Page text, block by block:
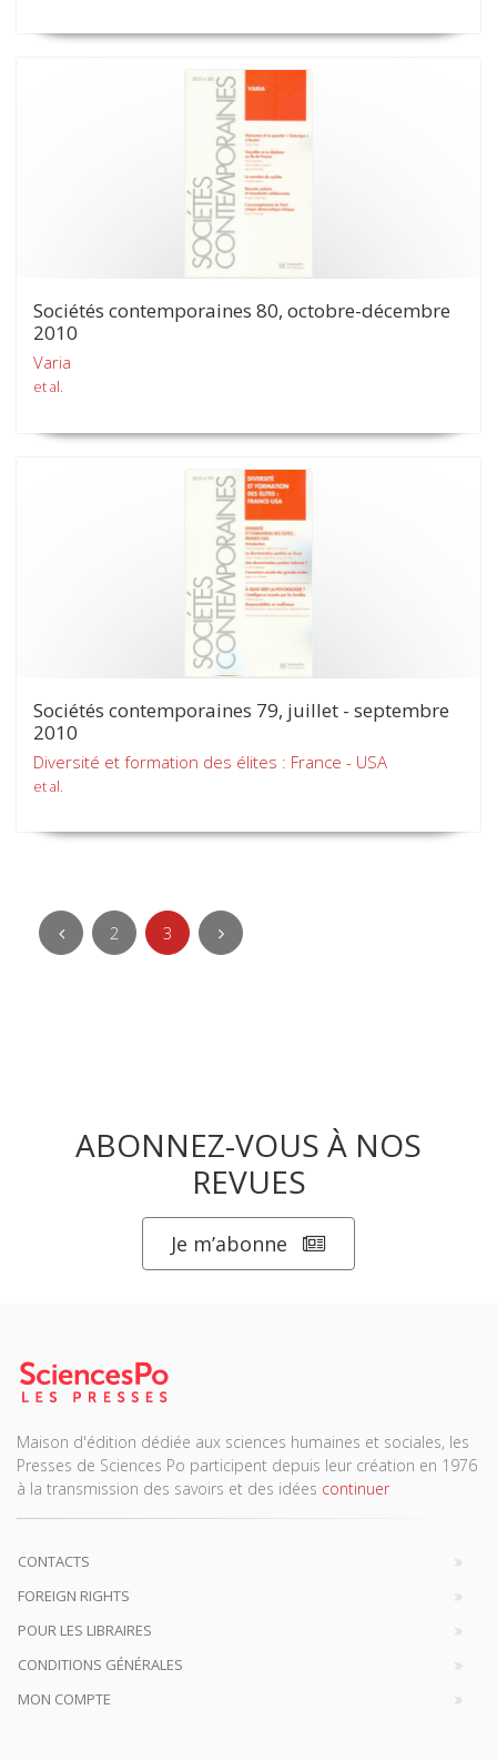
Sociétés contemporaines 80, octobre-décembre
2010
Varia
et al.
Sociétés contemporaines 79, juillet - septembre
2010
Diversité et formation des élites : France - USA
et al.
2 3
ABONNEZ-VOUS À NOS
REVUES
Je m’abonne
Maison d'édition dédiée aux sciences humaines et sociales, les
Presses de Sciences Po participent depuis leur création en 1976
à la transmission des savoirs et des idées continuer
CONTACTS
FOREIGN RIGHTS
POUR LES LIBRAIRES
CONDITIONS GÉNÉRALES
MON COMPTE